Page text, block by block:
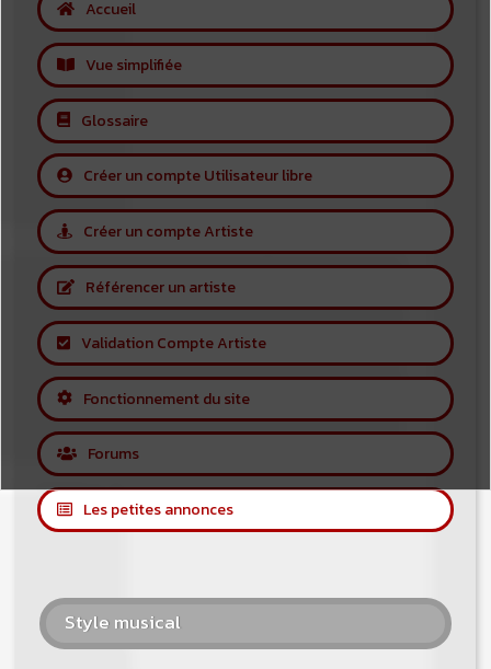
Accueil
Vue simplifiée
Glossaire
Créer un compte Utilisateur libre
Créer un compte Artiste
Référencer un artiste
Validation Compte Artiste
Fonctionnement du site
Forums
Les petites annonces
Style musical